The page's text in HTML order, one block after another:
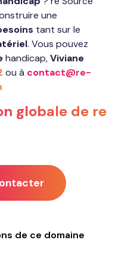
une
tant sur le
. Vous pouvez
handicap,Viviane
ou à contact@re-
globale de re
de ce domaine